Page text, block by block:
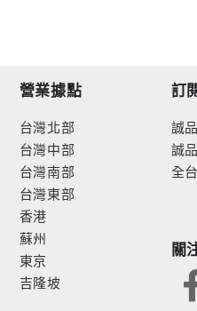
營業據點
台灣北部
台灣中部
台灣南部
台灣東部
香港
蘇州
東京
吉隆坡
訂
誠
誠
全
關